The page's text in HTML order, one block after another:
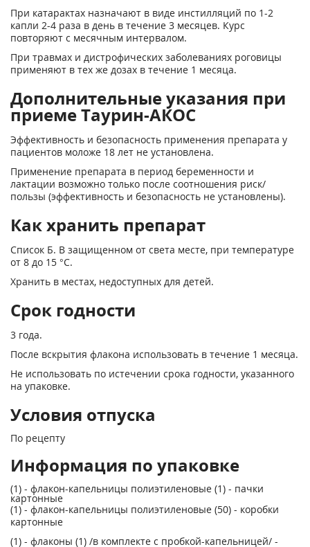
При катарактах назначают в виде инстилляций по 1-2
капли 2-4 раза в день в течение 3 месяцев. Курс
повторяют с месячным интервалом.
При травмах и дистрофических заболеваниях роговицы
применяют в тех же дозах в течение 1 месяца.
Дополнительные указания при
приеме Таурин-АКОС
Эффективность и безопасность применения препарата у
пациентов моложе 18 лет не установлена.
Применение препарата в период беременности и
лактации возможно только после соотношения риск/
пользы (эффективность и безопасность не установлены).
Как хранить препарат
Список Б. В защищенном от света месте, при температуре
от 8 до 15 °С.
Хранить в местах, недоступных для детей.
Срок годности
3 года.
После вскрытия флакона использовать в течение 1 месяца.
Не использовать по истечении срока годности, указанного
на упаковке.
Условия отпуска
По рецепту
Информация по упаковке
(1) - флакон-капельницы полиэтиленовые (1) - пачки
картонные
(1) - флакон-капельницы полиэтиленовые (50) - коробки
картонные
(1) - флаконы (1) /в комплекте с пробкой-капельницей/ -